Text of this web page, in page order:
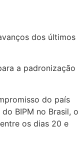
dos últimos
a padronização
do país
BIPM no Brasil, o
os dias 20 e